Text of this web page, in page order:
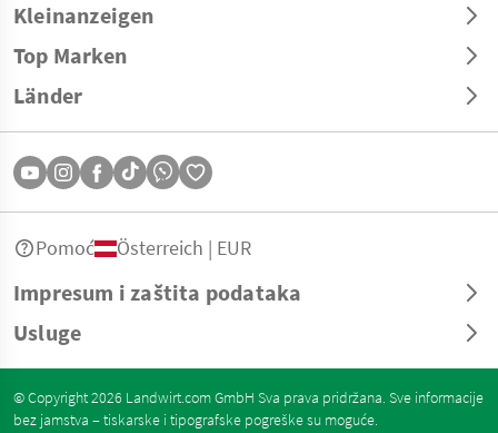
Kleinanzeigen
Top Marken
Länder
Impresum i zaštita podataka
Usluge
Pomoć Österreich | EUR
© Copyright 2026 Landwirt.com GmbH Sva prava pridržana. Sve informacije
bez jamstva – tiskarske i tipografske pogreške su moguće.